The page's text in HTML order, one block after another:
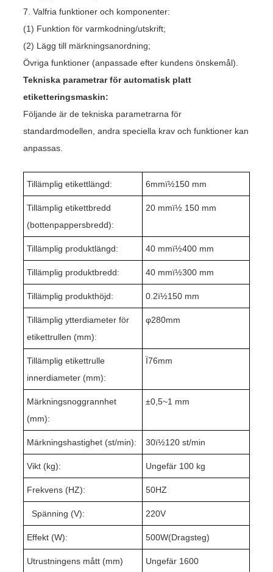
7. Valfria funktioner och komponenter:
(1) Funktion för varmkodning/utskrift;
(2) Lägg till märkningsanordning;
Övriga funktioner (anpassade efter kundens önskemål).
Tekniska parametrar för automatisk platt
etiketteringsmaskin:
Följande är de tekniska parametrarna för
standardmodellen, andra speciella krav och funktioner kan
anpassas.
Tillämplig etikettlängd: 6mmï½150 mm
Tillämplig etikettbredd
(bottenpappersbredd):
20 mmï½ 150 mm
Tillämplig produktlängd: 40 mmï½400 mm
Tillämplig produktbredd: 40 mmï½300 mm
Tillämplig produkthöjd: 0.2ï½150 mm
Tillämplig ytterdiameter för
etikettrullen (mm):
φ280mm
Tillämplig etikettrulle
innerdiameter (mm):
Ï76mm
Märkningsnoggrannhet
(mm):
±0,5~1 mm
Märkningshastighet (st/min): 30ï½1 20 st/min
Vikt (kg): Ungefär 100 kg
Frekvens (HZ): 50HZ
Spänning (V): 220V
Effekt (W): 500W(Dragsteg)
Utrustningens mått (mm)
Ungefär 1600